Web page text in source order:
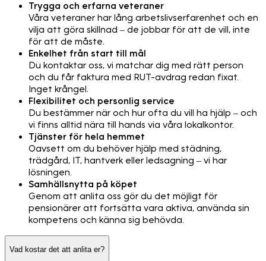
Trygga och erfarna veteraner
Våra veteraner har lång arbetslivserfarenhet och en
vilja att göra skillnad – de jobbar för att de vill, inte
för att de måste.
Enkelhet från start till mål
Du kontaktar oss, vi matchar dig med rätt person
och du får faktura med RUT-avdrag redan fixat.
Inget krångel.
Flexibilitet och personlig service
Du bestämmer när och hur ofta du vill ha hjälp – och
vi finns alltid nära till hands via våra lokalkontor.
Tjänster för hela hemmet
Oavsett om du behöver hjälp med städning,
trädgård, IT, hantverk eller ledsagning – vi har
lösningen.
Samhällsnytta på köpet
Genom att anlita oss gör du det möjligt för
pensionärer att fortsätta vara aktiva, använda sin
kompetens och känna sig behövda.
Vad kostar det att anlita er?